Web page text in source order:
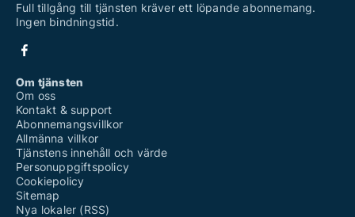
Full tillgång till tjänsten kräver ett löpande abonnemang.
Ingen bindningstid.
Om tjänsten
Om oss
Kontakt & support
Abonnemangsvillkor
Allmänna villkor
Tjänstens innehåll och värde
Personuppgiftspolicy
Cookiepolicy
Sitemap
Nya lokaler (RSS)